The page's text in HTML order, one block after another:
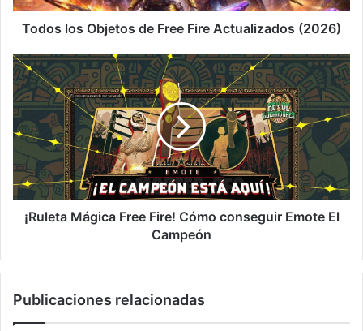
Todos los Objetos de Free Fire Actualizados (2026)
¡Ruleta
Mágica
Free
Fire!
Cómo
conseguir
Emote
El
Campeón
¡Ruleta Mágica Free Fire! Cómo conseguir Emote El
Campeón
Publicaciones relacionadas